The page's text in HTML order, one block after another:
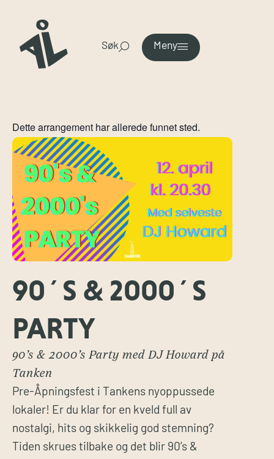
Søk Meny
Dette arrangement har allerede funnet sted.
90´S & 2000´S
PARTY
90’s & 2000’s Party med DJ Howard på
Tanken
Pre-Åpningsfest i Tankens nyoppussede
lokaler! Er du klar for en kveld full av
nostalgi, hits og skikkelig god stemning?
Tiden skrues tilbake og det blir 90’s &